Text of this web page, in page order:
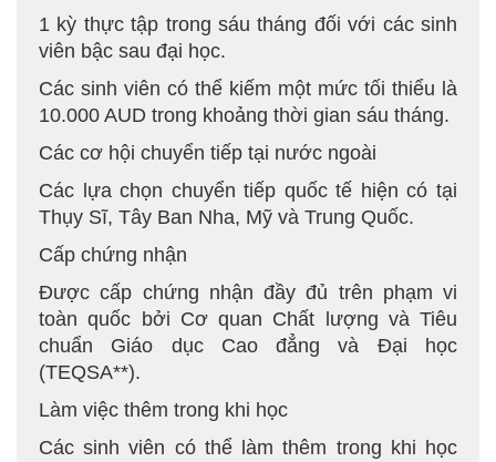
1 kỳ thực tập trong sáu tháng đối với các sinh
viên bậc sau đại học.
Các sinh viên có thể kiếm một mức tối thiểu là
10.000 AUD trong khoảng thời gian sáu tháng.
Các cơ hội chuyển tiếp tại nước ngoài
Các lựa chọn chuyển tiếp quốc tế hiện có tại
Thụy Sĩ, Tây Ban Nha, Mỹ và Trung Quốc.
Cấp chứng nhận
Được cấp chứng nhận đầy đủ trên phạm vi
toàn quốc bởi Cơ quan Chất lượng và Tiêu
chuẩn Giáo dục Cao đẳng và Đại học
(TEQSA**).
Làm việc thêm trong khi học
Các sinh viên có thể làm thêm trong khi học